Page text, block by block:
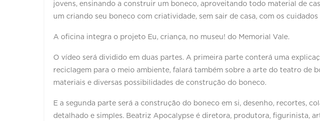
jovens, ensinando a construir um boneco, aproveitando todo material de
um criando seu boneco com criatividade, sem sair de casa, com os cuidados
A oficina integra o projeto Eu, criança, no museu! do Memorial Vale.
O vídeo será dividido em duas partes. A primeira parte conterá uma
reciclagem para o meio ambiente, falará também sobre a arte do teatro de
materiais e diversas possibilidades de construção do boneco.
E a segunda parte será a construção do boneco em si, desenho, recortes,
detalhado e simples. Beatriz Apocalypse é diretora, produtora, figurinista,